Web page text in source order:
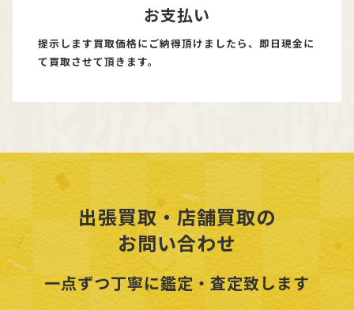
お支払い
提示します買取価格にご納得頂けましたら、即日現金に
て買取させて頂きます。
出張買取・店舗買取の
お問い合わせ
一点ずつ丁寧に鑑定・査定致します